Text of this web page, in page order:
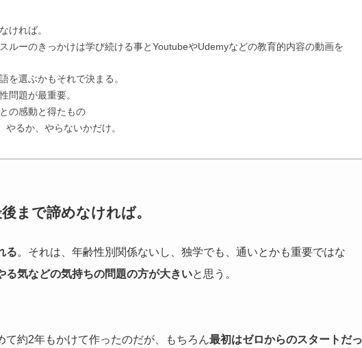
ければ。
ルーのきっかけは学び続ける事とYoutubeやUdemyなどの教育的内容の動画を
を選ぶかもそれで決まる。
問題が最重要。
の感動と得たもの
るか、やらないかだけ。
まで諦めなければ。
る。それは、年齢性別関係ないし、独学でも、通いとかも重要ではな
る気などの気持ちの問題の方が大きいと思う。
約2年もかけて作ったのだが、もちろん最初はゼロからのスタートだっ